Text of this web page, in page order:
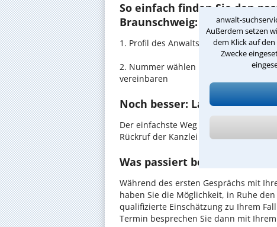
anwalt-
Außerdem setzen
dem Klick auf
Zwecke
So einfach finden Sie den
Braunschweig:
1. Profil des Anwalts für Jugendhilfe in
2. Nummer wählen und direkt mit der
vereinbaren
Noch besser: Lassen Sie
Der einfachste Weg zum Anwalt in
Rückruf der Kanzlei anzufordern -
Was passiert beim
Während des ersten Gesprächs mit
haben Sie die Möglichkeit, in Ruhe
qualifizierte Einschätzung zu Ihrem
Termin besprechen Sie dann mit